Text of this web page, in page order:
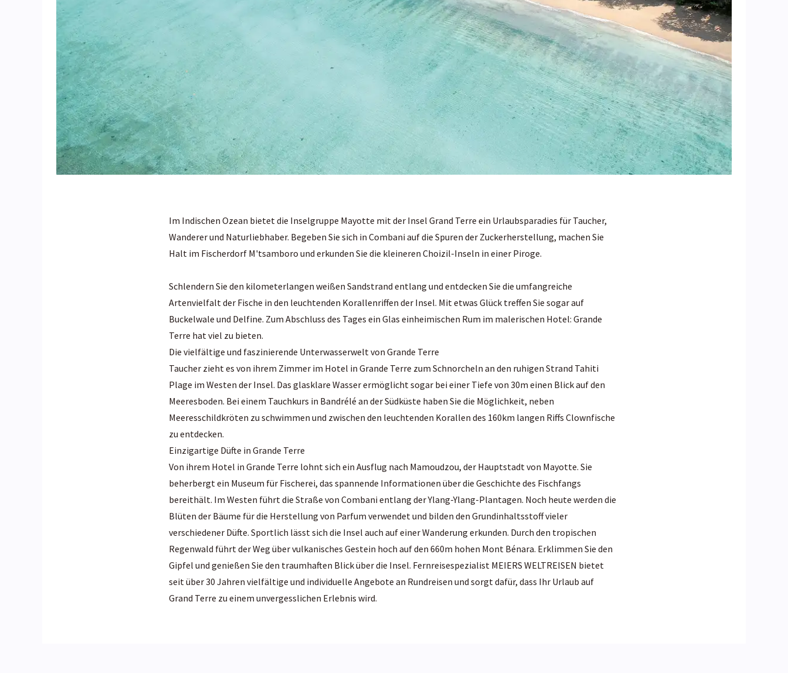
Im Indischen Ozean bietet die Inselgruppe Mayotte mit der Insel Grand Terre ein Urlaubsparadies für Taucher,
Wanderer und Naturliebhaber. Begeben Sie sich in Combani auf die Spuren der Zuckerherstellung, machen Sie
Halt im Fischerdorf M'tsamboro und erkunden Sie die kleineren Choizil-Inseln in einer Piroge.
Schlendern Sie den kilometerlangen weißen Sandstrand entlang und entdecken Sie die umfangreiche
Artenvielfalt der Fische in den leuchtenden Korallenriffen der Insel. Mit etwas Glück treffen Sie sogar auf
Buckelwale und Delfine. Zum Abschluss des Tages ein Glas einheimischen Rum im malerischen Hotel: Grande
Terre hat viel zu bieten.
Die vielfältige und faszinierende Unterwasserwelt von Grande Terre
Taucher zieht es von ihrem Zimmer im Hotel in Grande Terre zum Schnorcheln an den ruhigen Strand Tahiti
Plage im Westen der Insel. Das glasklare Wasser ermöglicht sogar bei einer Tiefe von 30m einen Blick auf den
Meeresboden. Bei einem Tauchkurs in Bandrélé an der Südküste haben Sie die Möglichkeit, neben
Meeresschildkröten zu schwimmen und zwischen den leuchtenden Korallen des 160km langen Riffs Clownfische
zu entdecken.
Einzigartige Düfte in Grande Terre
Von ihrem Hotel in Grande Terre lohnt sich ein Ausflug nach Mamoudzou, der Hauptstadt von Mayotte. Sie
beherbergt ein Museum für Fischerei, das spannende Informationen über die Geschichte des Fischfangs
bereithält. Im Westen führt die Straße von Combani entlang der Ylang-Ylang-Plantagen. Noch heute werden die
Blüten der Bäume für die Herstellung von Parfum verwendet und bilden den Grundinhaltsstoff vieler
verschiedener Düfte. Sportlich lässt sich die Insel auch auf einer Wanderung erkunden. Durch den tropischen
Regenwald führt der Weg über vulkanisches Gestein hoch auf den 660m hohen Mont Bénara. Erklimmen Sie den
Gipfel und genießen Sie den traumhaften Blick über die Insel. Fernreisespezialist MEIERS WELTREISEN bietet
seit über 30 Jahren vielfältige und individuelle Angebote an Rundreisen und sorgt dafür, dass Ihr Urlaub auf
Grand Terre zu einem unvergesslichen Erlebnis wird.